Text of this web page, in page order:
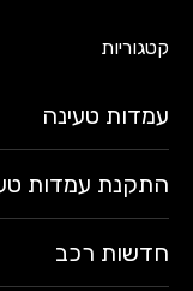
קטגוריות
עמדות טעינה
התקנת עמדות
חדשות רכב